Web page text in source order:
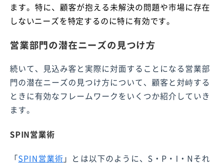
ます。特に、顧客が抱える未解決の問題や市場に存在
しないニーズを特定するのに特に有効です。
営業部門の潜在ニーズの見つけ方
続いて、見込み客と実際に対面することになる営業部
門の潜在ニーズの見つけ方について、顧客と対峙する
ときに有効なフレームワークをいくつか紹介していき
ます。
SPIN営業術
「SPIN営業術 」とは以下のように、S・P・I・Nそれ